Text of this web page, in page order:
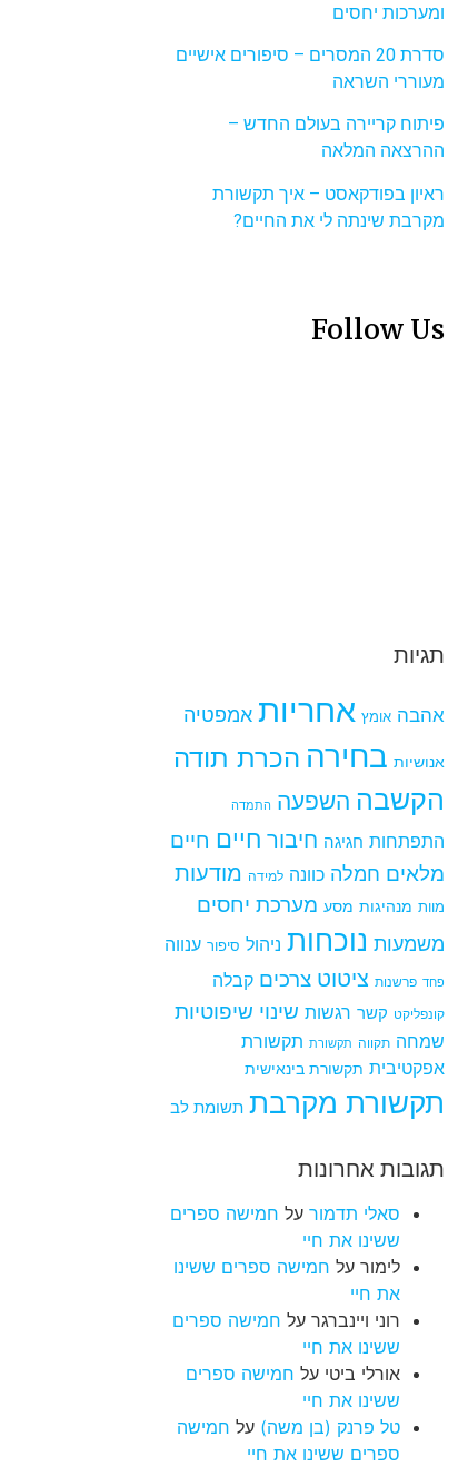
ומערכות יחסים
סדרת 20 המסרים – סיפורים אישיים
מעוררי השראה
פיתוח קריירה בעולם החדש –
ההרצאה המלאה
ראיון בפודקאסט – איך תקשורת
מקרבת שינתה לי את החיים?
Follow Us
תגיות
אהבה אומץ אחריות אמפטיה
אנושיות בחירה הכרת תודה
הקשבה השפעה התמדה
התפתחות חגיגה חיבור חיים חיים
מלאים חמלה כוונה למידה מודעות
מוות מנהיגות מסע מערכת יחסים
משמעות נוכחות ניהול סיפור ענווה
פחד פרשנות ציטוט צרכים קבלה
קונפליקט קשר רגשות שינוי שיפוטיות
שמחה תקווה תקשורת תקשורת
אפקטיבית תקשורת בינאישית
תקשורת מקרבת תשומת לב
תגובות אחרונות
סאלי תדמור על חמישה ספרים
ששינו את חיי
לימור על חמישה ספרים ששינו
את חיי
רוני ויינברגר על חמישה ספרים
ששינו את חיי
אורלי ביטי על חמישה ספרים
ששינו את חיי
טל פרנק (בן משה) על חמישה
ספרים ששינו את חיי